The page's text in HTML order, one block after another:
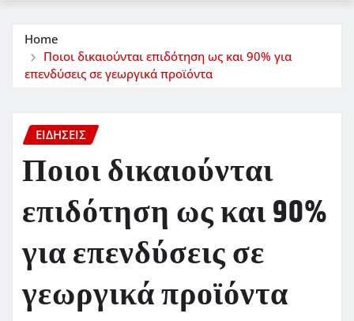
Home
Ποιοι δικαιούνται επιδότηση ως και 90% για
επενδύσεις σε γεωργικά προϊόντα
ΕΙΔΗΣΕΙΣ
Ποιοι δικαιούνται
επιδότηση ως και 90%
για επενδύσεις σε
γεωργικά προϊόντα